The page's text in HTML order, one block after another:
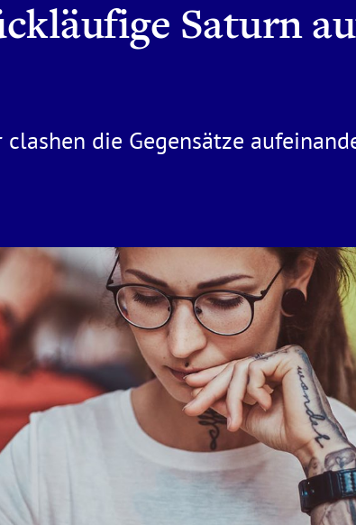
Saturn
clashen die Gegensätze